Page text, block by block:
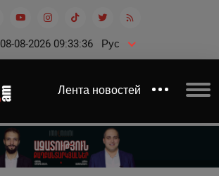
08-08-2026 09:33:36 Рус
Лента новостей